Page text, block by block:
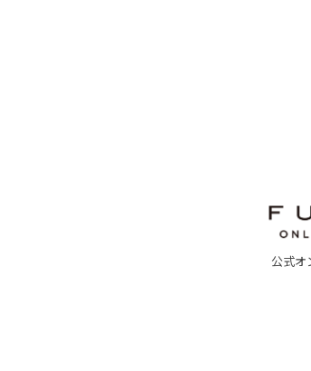
公式オ